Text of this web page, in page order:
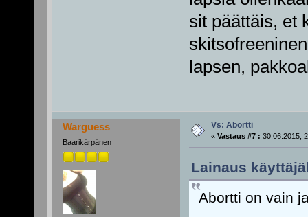
sit päättäis, et
lapsen,
Warguess
Baarikärpänen
Vs: Abortti
« Vastaus #7 : 30.06.2015,
Lainaus
Abortti on vain